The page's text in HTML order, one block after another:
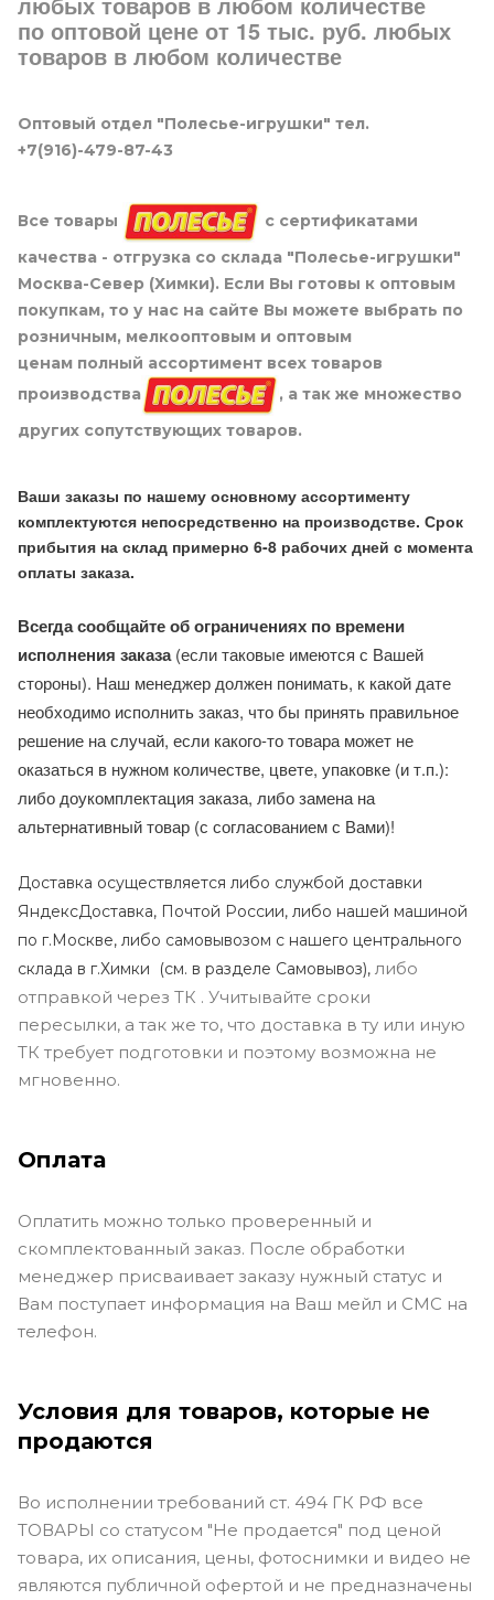
по оптовой цене от 15 тыс. руб. любых
товаров в любом количестве
Оптовый отдел "Полесье-игрушки" тел.
+7(916)-479-87-43
Все товары
с сертификатами
качества - отгрузка со склада "Полесье-игрушки"
Москва-Север (Химки). Если Вы готовы к оптовым
покупкам, то у нас на сайте Вы можете выбрать по
розничным, мелкооптовым и оптовым
ценам полный ассортимент всех товаров
производства
, а так же множество
других сопутствующих товаров.
Ваши заказы по нашему основному ассортименту
комплектуются непосредственно на производстве. Срок
прибытия на склад примерно 6-8 рабочих дней с момента
оплаты заказа.
Всегда сообщайте об ограничениях по времени
исполнения заказа(если таковые имеются с Вашей
стороны). Наш менеджер должен понимать, к какой дате
необходимо исполнить заказ, что бы принять правильное
решение на случай, если какого-то товара может не
оказаться в нужном количестве, цвете, упаковке (и т.п.):
либо доукомплектация заказа, либо замена на
альтернативный товар (с согласованием с Вами)!
Доставка осуществляется либо службой доставки
ЯндексДоставка, Почтой России, либо нашей машиной
по г.Москве, либо самовывозом с нашего центрального
склада в г.Химки (см. в разделе Самовывоз), либо
отправкой через ТК . Учитывайте сроки
пересылки, а так же то, что доставка в ту или иную
ТК требует подготовки и поэтому возможна не
мгновенно.
Оплата
Оплатить можно только проверенный и
скомплектованный заказ. После обработки
менеджер присваивает заказу нужный статус и
Вам поступает информация на Ваш мейл и СМС на
телефон.
Условия для товаров, которые не
продаются
Во исполнении требований ст. 494 ГК РФ все
ТОВАРЫ со статусом "Не продается" под ценой
товара, их описания, цены, фотоснимки и видео не
являются публичной офертой и не предназначены